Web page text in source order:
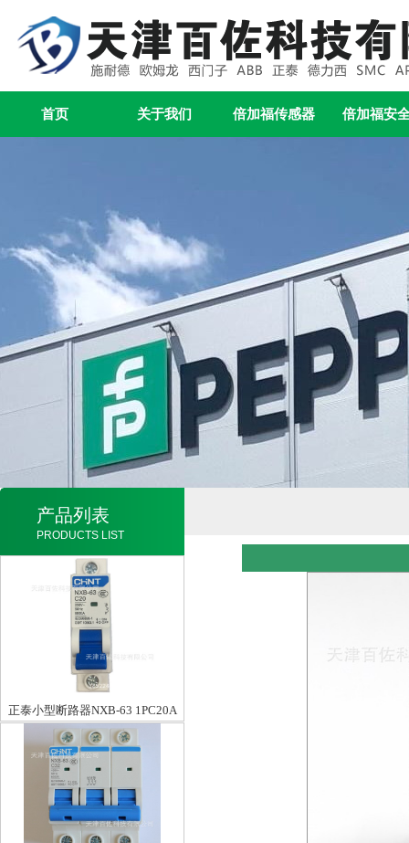
首页 关于我们 倍加福传感器 倍加福安
产品列表
PRODUCTS LIST
正泰小型断路器NXB-63 1PC20A